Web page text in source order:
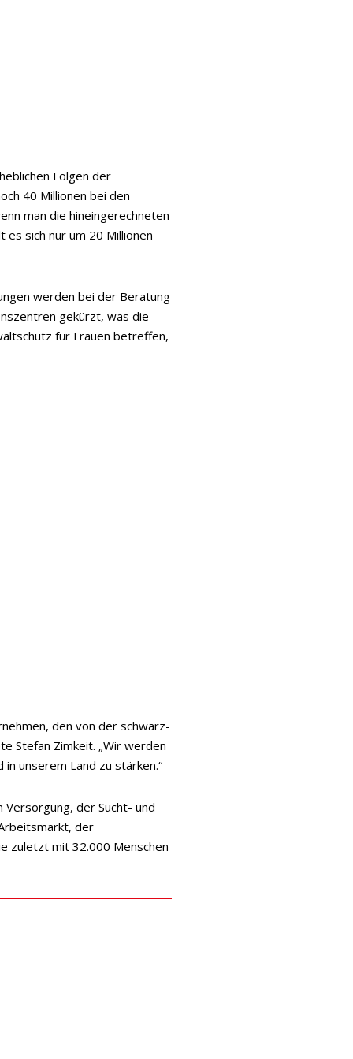
Folgen der
40 Millionen bei den
man die hineingerechneten
sich nur um 20 Millionen
werden bei der Beratung
gekürzt, was die
für Frauen betreffen,
den von der schwarz-
Stefan Zimkeit. „Wir werden
unserem Land zu stärken.“
der Sucht- und
der
zuletzt mit 32.000 Menschen